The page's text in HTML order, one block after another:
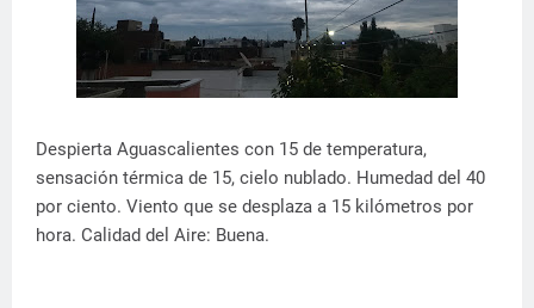
Despierta Aguascalientes con 15 de temperatura,
sensación térmica de 15, cielo nublado. Humedad del 40
por ciento. Viento que se desplaza a 15 kilómetros por
hora. Calidad del Aire: Buena.